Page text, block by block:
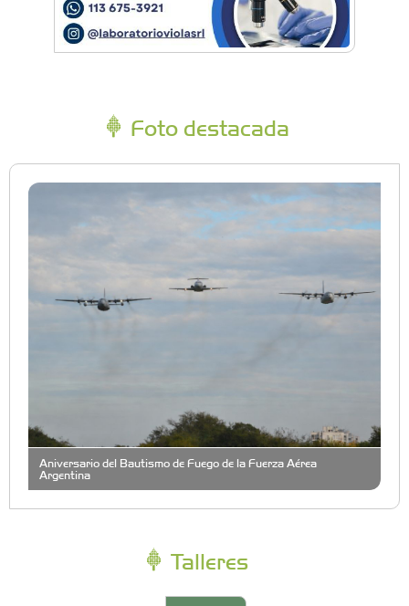
Foto destacada
Aniversario del Bautismo de Fuego de la Fuerza Aérea
Argentina
Talleres